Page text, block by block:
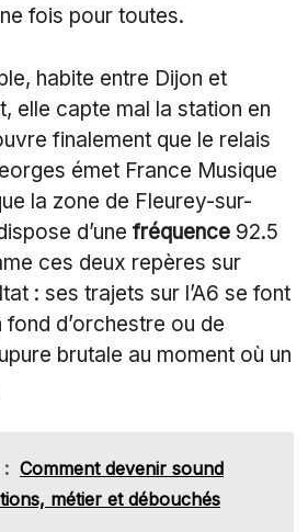
fois pour toutes.
habite entre Dijon et
elle capte mal la station en
finalement que le relais
émet France Musique
la zone de Fleurey-sur-
d’une fréquence 92.5
ces deux repères sur
: ses trajets sur l’A6 se font
d’orchestre ou de
brutale au moment où un
: Comment devenir sound
métier et débouchés